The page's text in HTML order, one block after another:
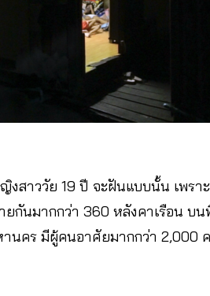
งสาววัย 19 ปี จะฝันแบบนั้น เพรา
กันมากกว่า 360 หลังคาเรือน บ
านคร มีผู้คนอาศัยมากกว่า 2,000